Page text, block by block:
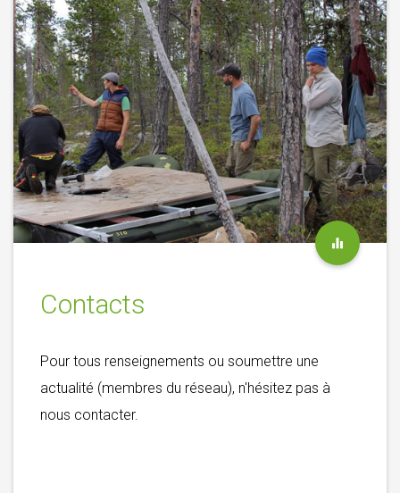
Contacts
Pour tous renseignements ou soumettre une
actualité (membres du réseau), n'hésitez pas à
nous contacter.